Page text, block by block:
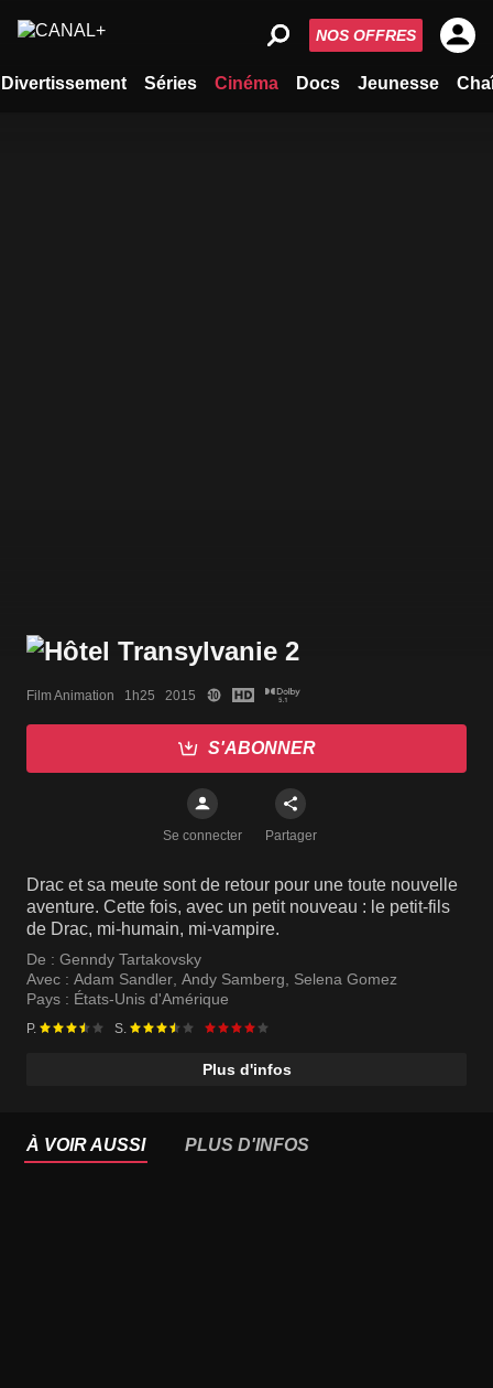
Divertissement Séries Cinéma Docs Jeunesse
NOS OFFRES
Film Animation   1h25   2015
S'ABONNER
Se connecter Partager
Drac et sa meute sont de retour pour une toute nouvelle
aventure. Cette fois, avec un petit nouveau : le petit-fils
de Drac, mi-humain, mi-vampire.
De : Genndy Tartakovsky
Avec : Adam Sandler, Andy Samberg, Selena Gomez
Pays : États-Unis d'Amérique
P. S.
Plus d'infos
À VOIR AUSSI PLUS D'INFOS